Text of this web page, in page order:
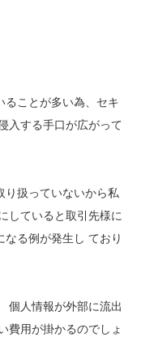
ることが多い為、セキ
入する手口が広がって
り扱っていないから私
していると取引先様に
る例が発生し ており
個人情報が外部に流出
費用が掛かるのでしょ